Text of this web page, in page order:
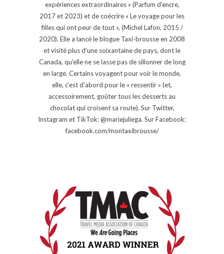
expériences extraordinaires » (Parfum d'encre,
2017 et 2023) et de coécrire « Le voyage pour les
filles qui ont peur de tout », (Michel Lafon, 2015 /
2020). Elle a lancé le blogue Taxi-brousse en 2008
et visité plus d'une soixantaine de pays, dont le
Canada, qu'elle ne se lasse pas de sillonner de long
en large. Certains voyagent pour voir le monde,
elle, c’est d’abord pour le « ressentir » (et,
accessoirement, goûter tous les desserts au
chocolat qui croisent sa route). Sur Twitter,
Instagram et TikTok: @mariejuliega. Sur Facebook:
facebook.com/montaxibrousse/